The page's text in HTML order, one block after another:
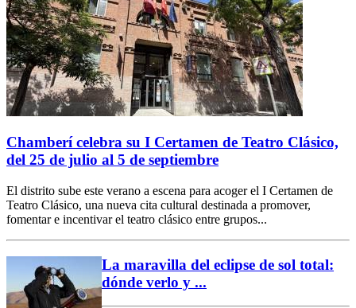
Chamberí celebra su I Certamen de Teatro Clásico,
del 25 de julio al 5 de septiembre
El distrito sube este verano a escena para acoger el I Certamen de
Teatro Clásico, una nueva cita cultural destinada a promover,
fomentar e incentivar el teatro clásico entre grupos...
La maravilla del eclipse de sol total:
dónde verlo y ...